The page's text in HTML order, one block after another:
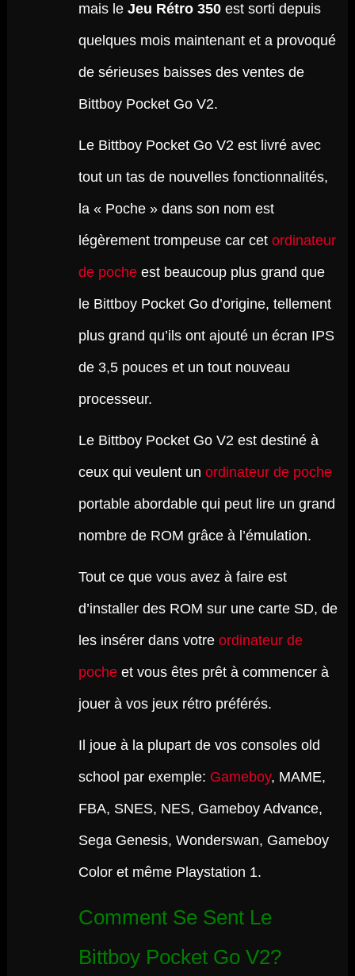
mais le Jeu Rétro 350est sorti depuis
quelques mois maintenant et a provoqué
de sérieuses baisses des ventes de
Bittboy Pocket Go V2.
Le Bittboy Pocket Go V2 est livré avec
tout un tas de nouvelles fonctionnalités,
la « Poche » dans son nom est
légèrement trompeuse car cet ordinateur
de pocheest beaucoup plus grand que
le Bittboy Pocket Go d’origine, tellement
plus grand qu’ils ont ajouté un écran IPS
de 3,5 pouces et un tout nouveau
processeur.
Le Bittboy Pocket Go V2 est destiné à
ceux qui veulent un ordinateur de poche
portable abordable qui peut lire un grand
nombre de ROM grâce à l’émulation.
Tout ce que vous avez à faire est
d’installer des ROM sur une carte SD, de
les insérer dans votre ordinateur de
pocheet vous êtes prêt à commencer à
jouer à vos jeux rétro préférés.
Il joue à la plupart de vos consoles old
school par exemple: Gameboy, MAME,
FBA, SNES, NES, Gameboy Advance,
Sega Genesis, Wonderswan, Gameboy
Color et même Playstation 1.
Comment Se Sent Le
Bittboy Pocket Go V2?